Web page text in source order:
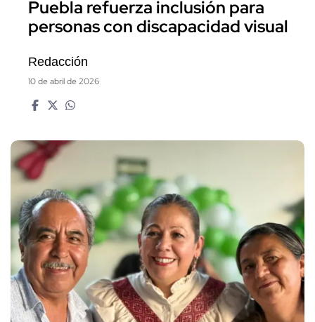
Puebla refuerza inclusión para
personas con discapacidad visual
Redacción
10 de abril de 2026